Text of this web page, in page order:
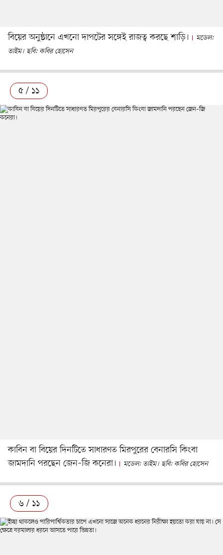
বিয়ের অনুষ্ঠানে এখনো দাপটের সঙ্গেই রাজত্ব করছে শাড়ি।
মডেল:
তাইম। ছবি: কবির হোসেন
৫ / ১১
কাবিন বা বিয়ের দিনটিতে সাধারণত মিরপুরের বেনারসি কিংবা
জামদানি পরছেন জেন–জি কনেরা।
মডেল: তাইম। ছবি: কবির হোসেন
৬ / ১১